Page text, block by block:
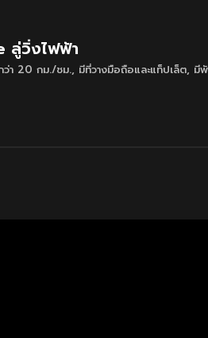
ลู่วิ่งไฟฟ้า
ว่า 20 กม./ชม., มีที่วางมือถือและแท็ปเล็ต, มี